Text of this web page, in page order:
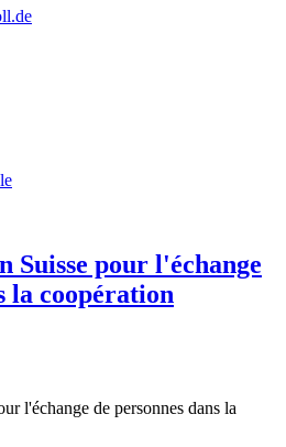
Suisse pour l'échange
la coopération
l'échange de personnes dans la